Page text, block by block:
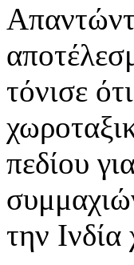
τόνισε
πεδίου
την